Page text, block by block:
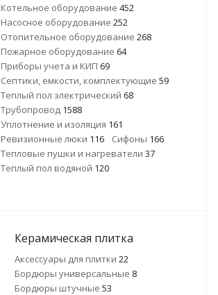
Котельное оборудование 452
Насосное оборудование 252
Отопительное оборудование 268
Пожарное оборудование 64
Приборы учета и КИП 69
Септики, емкости, комплектующие 59
Теплый пол электрический 68
Трубопровод 1588
Уплотнение и изоляция 161
Ревизионные люки 116 Сифоны 166
Тепловые пушки и нагреватели 37
Теплый пол водяной 120
Керамическая плитка
Аксессуары для плитки 22
Бордюры универсальные 8
Бордюры штучные 53